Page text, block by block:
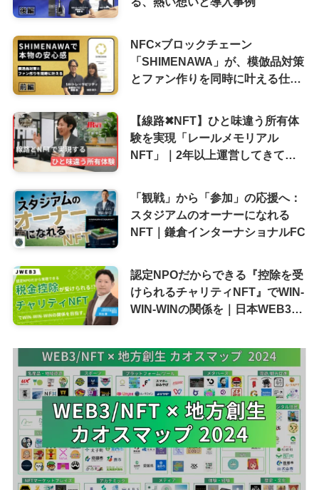
NFC×ブロックチェーン
「SHIMENAWA」が、模倣品対策
とファン作りを同時に叶える仕組
【線路✖︎NFT】ひと味違う所有体
験を実現「レールメモリアル
NFT」｜2年以上運営してきて感
「観戦」から「参加」の応援へ：
スタジアムのオーナーになれる
NFT｜鎌倉インターナショナルFC
認定NPOだからできる『控除を受
けられるチャリティNFT』でWIN-
WIN-WINの関係を｜日本WEB3推